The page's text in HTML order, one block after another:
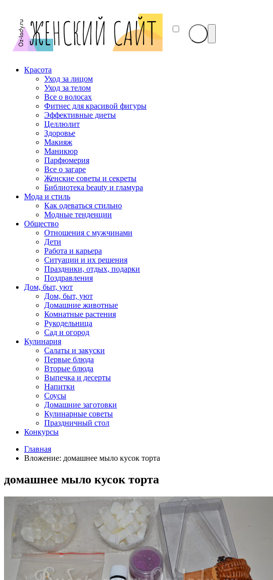
Красота
Уход за лицом
Уход за телом
Все о волосах
Фитнес для красивой фигуры
Эффективные диеты
Целлюлит
Здоровье
Макияж
Маникюр
Парфюмерия
Все о загаре
Женские советы и секреты
Библиотека beauty и гламура
Мода и стиль
Как одеваться стильно
Модные тенденции
Общество
Отношения с мужчинами
Дети
Работа и карьера
Ситуации и их решения
Праздники, отдых, подарки
Поздравления
Дом, быт, уют
Дом, быт, уют
Домашние животные
Комнатные растения
Рукодельница
Сад и огород
Кулинария
Салаты и закуски
Первые блюда
Вторые блюда
Выпечка и десерты
Напитки
Соусы
Домашние заготовки
Кулинарные советы
Праздничный стол
Конкурсы
Главная
Вложение: домашнее мыло кусок торта
домашнее мыло кусок торта